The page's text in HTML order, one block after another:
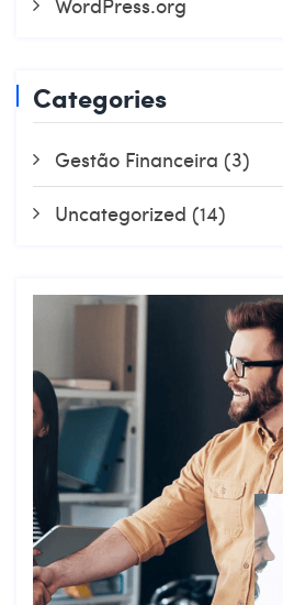
Categories
Gestão Financeira (3)
Uncategorized (14)